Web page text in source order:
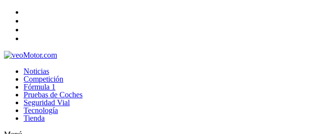
Noticias
Competición
Fórmula 1
Pruebas de Coches
Seguridad Vial
Tecnología
Tienda